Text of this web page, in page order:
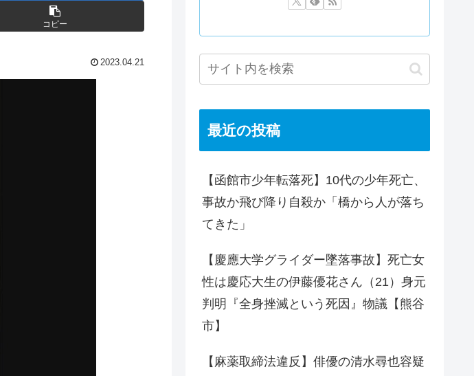
コピー
2023.04.21
最近の投稿
【函館市少年転落死】10代の少年死亡、
事故か飛び降り自殺か「橋から人が落ち
てきた」
【慶應大学グライダー墜落事故】死亡女
性は慶応大生の伊藤優花さん（21）身元
判明『全身挫滅という死因』物議【熊谷
市】
【麻薬取締法違反】俳優の清水尋也容疑